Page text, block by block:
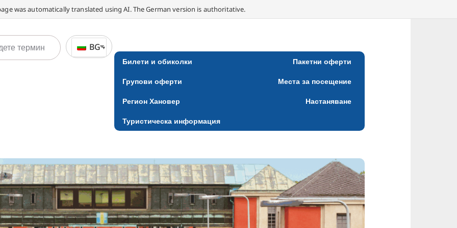
was automatically translated using AI. The German version is authoritative.
BG
Билети и обиколки Пакетни оферти
Групови оферти Места за посещение
Регион Хановер Настаняване
Туристическа информация